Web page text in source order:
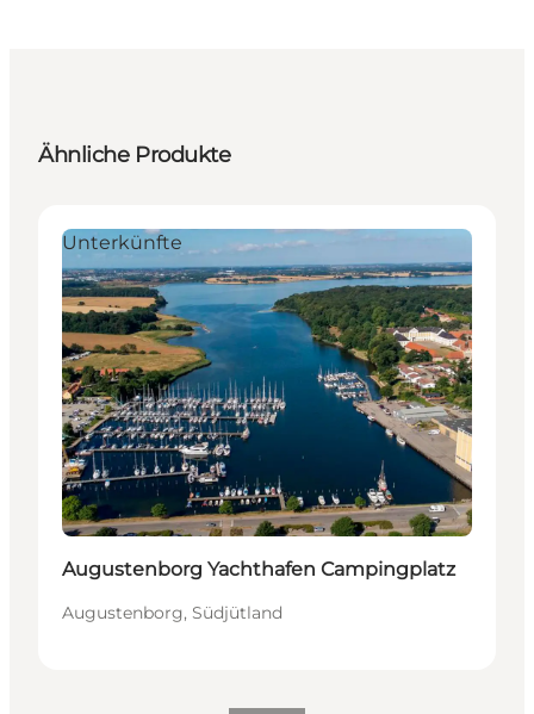
Ähnliche Produkte
Unterkünfte
Augustenborg Yachthafen Campingplatz
Augustenborg, Südjütland